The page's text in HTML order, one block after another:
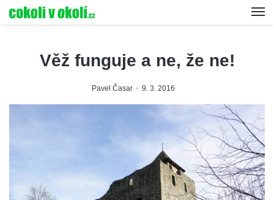
Věž funguje a ne, že ne!
Pavel Časar 9. 3. 2016